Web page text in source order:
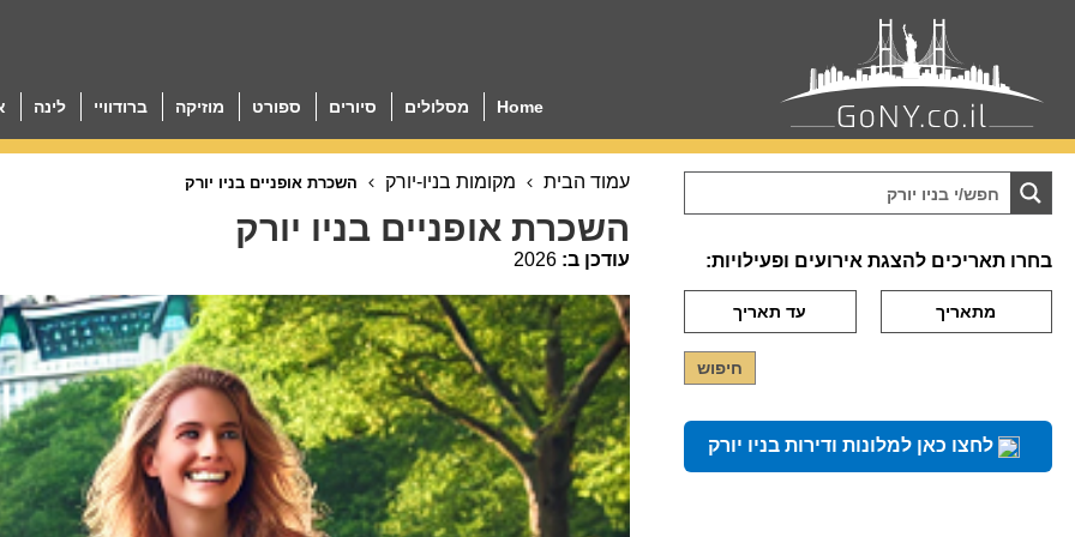
Home מסלולים סיורים ספורט מוזיקה ברודוויי לינה
עמוד הבית מקומות בניו-יורק השכרת אופניים בניו יורק
השכרת אופניים בניו יורק
עודכן ב: 2026 בחרו תאריכים להצגת אירועים ופעילויות:
לחצו כאן למלונות ודירות בניו יורק